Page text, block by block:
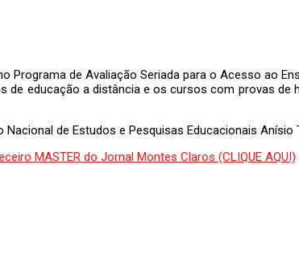
Programa de Avaliação Seriada para o Acesso ao
educação a distância e os cursos com provas de
de Estudos e Pesquisas Educacionais Anísio